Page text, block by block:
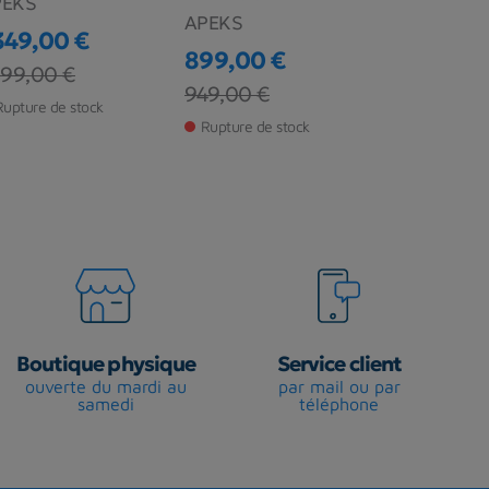
€
de base
€
de stock
APEKS
Prix
899,00 €
Prix de base
949,00 €
Rupture de stock
Boutique physique
ouverte du mardi au
samedi
Service client
par mail ou par
téléphone